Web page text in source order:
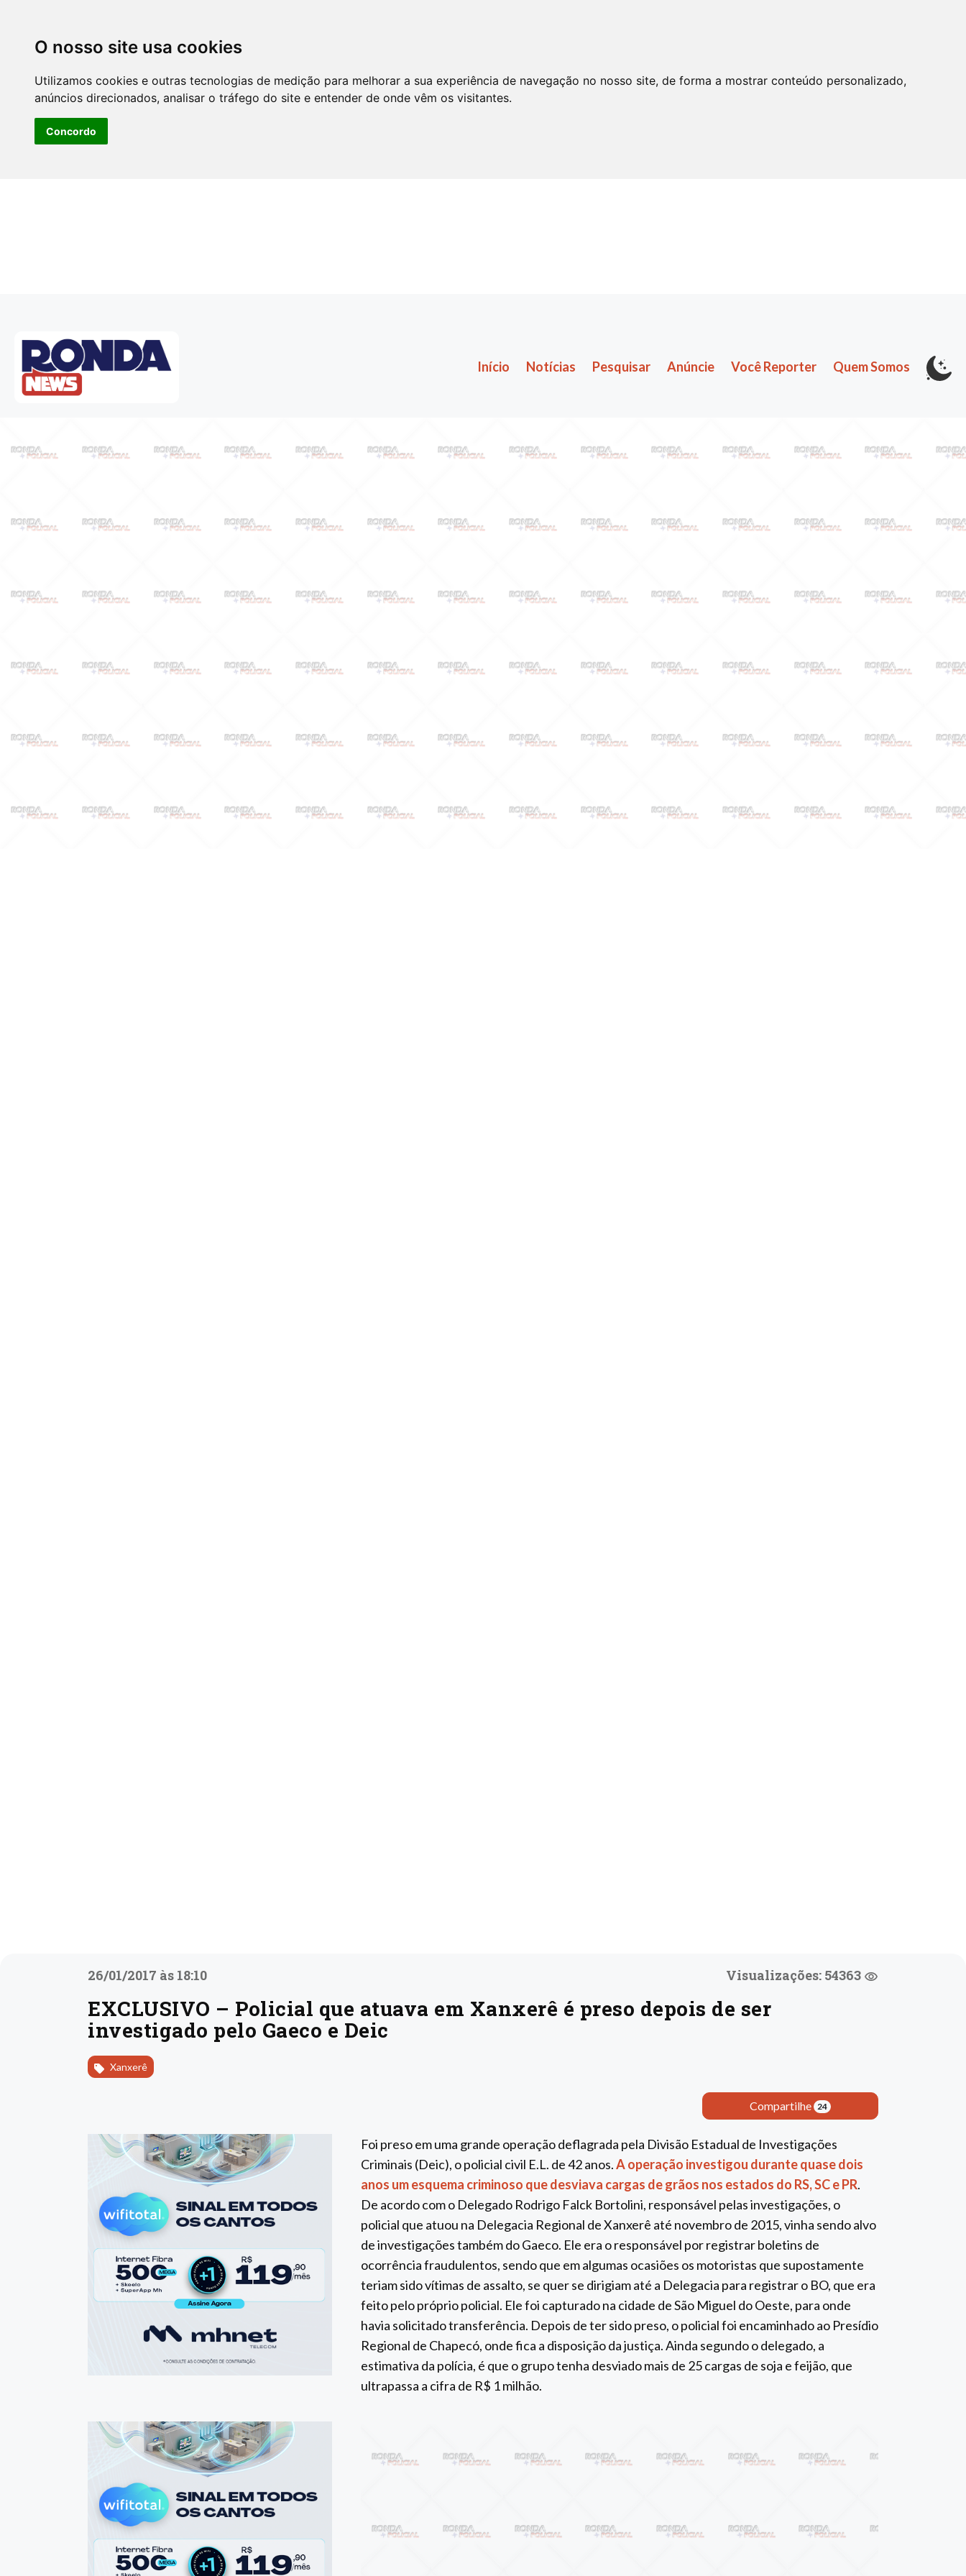
O nosso site usa cookies
Utilizamos cookies e outras tecnologias de medição para melhorar a sua experiência de navegação no nosso site, de forma a mostrar conteúdo personalizado,
anúncios direcionados, analisar o tráfego do site e entender de onde vêm os visitantes.
Concordo
Início Notícias Pesquisar Anúncie Você Reporter Quem Somos
26/01/2017 às 18:10 Visualizações: 54363
EXCLUSIVO – Policial que atuava em Xanxerê é preso depois de ser
investigado pelo Gaeco e Deic
Xanxerê
Compartilhe 24
Foi preso em uma grande operação deflagrada pela Divisão Estadual de Investigações
Criminais (Deic), o policial civil E.L. de 42 anos.A operação investigou durante quase dois
anos um esquema criminoso que desviava cargas de grãos nos estados do RS, SC e PR.
De acordo com o Delegado Rodrigo Falck Bortolini, responsável pelas investigações, o
policial que atuou na Delegacia Regional de Xanxerê até novembro de 2015, vinha sendo alvo
de investigações também do Gaeco. Ele era o responsável por registrar boletins de
ocorrência fraudulentos, sendo que em algumas ocasiões os motoristas que supostamente
teriam sido vítimas de assalto, se quer se dirigiam até a Delegacia para registrar o BO, que era
feito pelo próprio policial. Ele foi capturado na cidade de São Miguel do Oeste, para onde
havia solicitado transferência. Depois de ter sido preso, o policial foi encaminhado ao Presídio
Regional de Chapecó, onde fica a disposição da justiça. Ainda segundo o delegado, a
estimativa da polícia, é que o grupo tenha desviado mais de 25 cargas de soja e feijão, que
ultrapassa a cifra de R$ 1 milhão.